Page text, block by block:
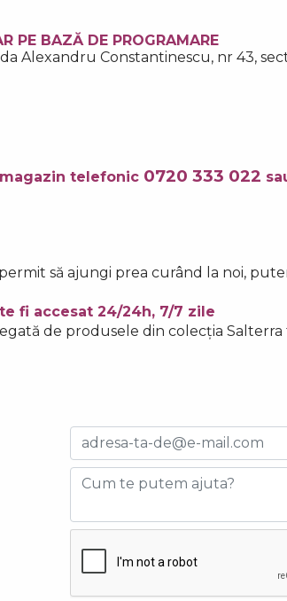
PE BAZĂDE PROGRAMARE
Alexandru Constantinescu, nr 43,
telefonic 0720 333 022
să ajungi prea curând la noi,
fi accesat 24/24h, 7/7 zile
ă de produsele din colecția